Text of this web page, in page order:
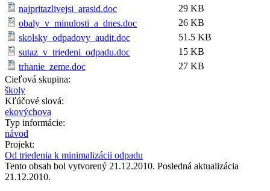
najpritazlivejsi_arasid.doc
29 KB
obaly_v_minulosti_a_dnes.doc
26 KB
skolsky_odpadovy_audit.doc
51.5 KB
sutaz_v_triedeni_odpadu.doc
15 KB
trhanie_zeme.doc
27 KB
Cieľová skupina:
školy
Kľúčové slová:
ekovýchova
Typ informácie:
návod
Projekt:
Od triedenia k minimalizácii odpadu
Tento obsah bol vytvorený 21.12.2010. Posledná aktualizácia
21.12.2010.